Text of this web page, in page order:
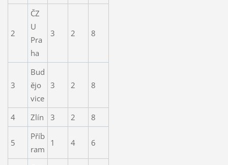
2
ČZ
U
Pra
ha
3 2 8
3
Bud
ějo
vice
3 2 8
4 Zlín 3 2 8
5
Příb
ram
1 4 6